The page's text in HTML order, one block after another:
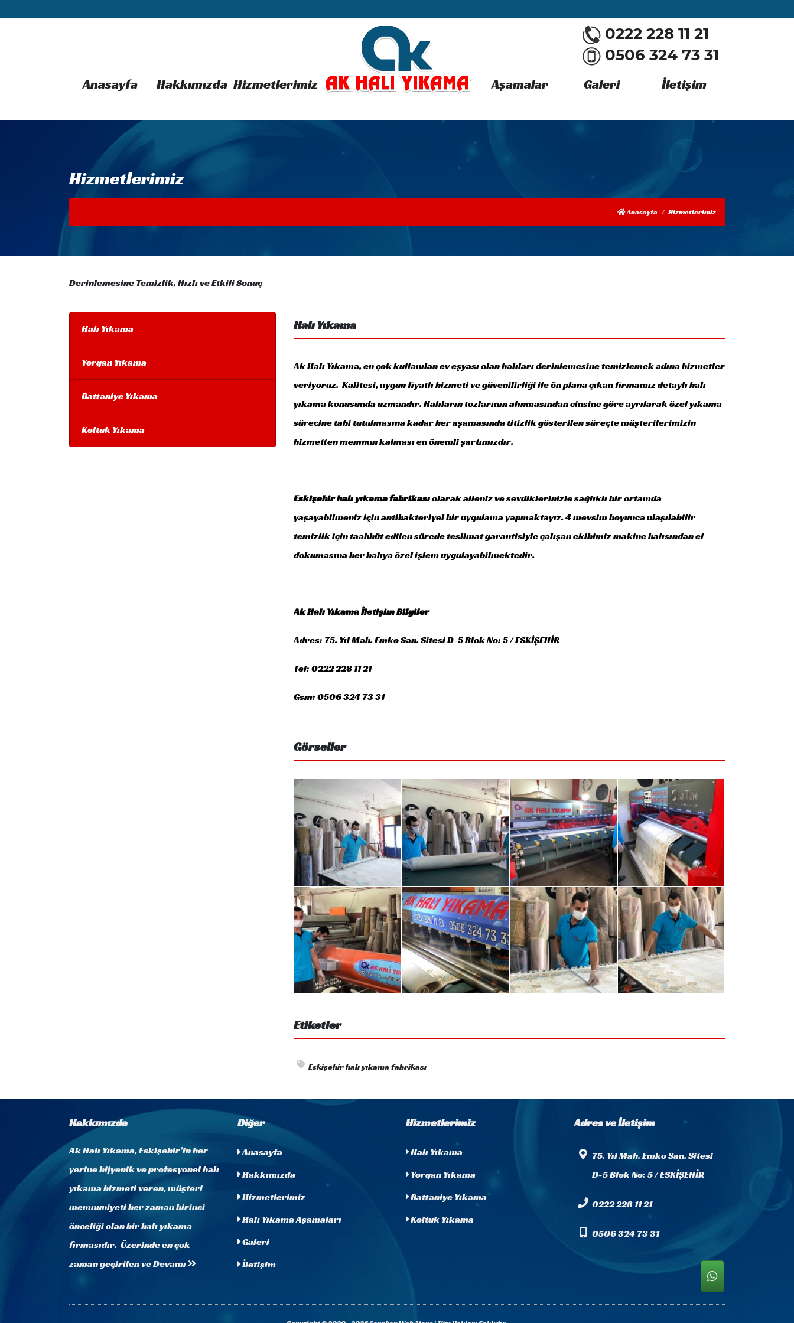
0222 228 11 21
0506 324 73 31
Anasayfa Hakkımızda Hizmetlerimiz Aşamalar Galeri İletişim
Hizmetlerimiz
Anasayfa Hizmetlerimiz
Derinlemesine Temizlik, Hızlı ve Etkili Sonuç
Halı Yıkama
Yorgan Yıkama
Battaniye Yıkama
Koltuk Yıkama
Halı Yıkama
Ak Halı Yıkama, en çok kullanılan ev eşyası olan halıları derinlemesine temizlemek adına hizmetler
veriyoruz. Kalitesi, uygun fiyatlı hizmeti ve güvenilirliği ile ön plana çıkan firmamız detaylı halı
yıkama konusunda uzmandır. Halıların tozlarının alınmasından cinsine göre ayrılarak özel yıkama
sürecine tabi tutulmasına kadar her aşamasında titizlik gösterilen süreçte müşterilerimizin
hizmetten memnun kalması en önemli şartımızdır.
Eskişehir halı yıkama fabrikasıolarak aileniz ve sevdiklerinizle sağlıklı bir ortamda
yaşayabilmeniz için antibakteriyel bir uygulama yapmaktayız. 4 mevsim boyunca ulaşılabilir
temizlik için taahhüt edilen sürede teslimat garantisiyle çalışan ekibimiz makine halısından el
dokumasına her halıya özel işlem uygulayabilmektedir.
Ak Halı Yıkama İletişim Bilgiler
Adres: 75. Yıl Mah. Emko San. Sitesi D-5 Blok No: 5 / ESKİŞEHİR
Tel: 0222 228 11 21
Gsm: 0506 324 73 31
Görseller
Etiketler
Eskişehir halı yıkama fabrikası
Hakkımızda
Ak Halı Yıkama, Eskişehir’in her
yerine hijyenik ve profesyonel halı
yıkama hizmeti veren, müşteri
memnuniyeti her zaman birinci
önceliği olan bir halı yıkama
firmasıdır. Üzerinde en çok
zaman geçirilen veDevamı
Diğer
Anasayfa
Hakkımızda
Hizmetlerimiz
Halı Yıkama Aşamaları
Galeri
İletişim
Hizmetlerimiz
Halı Yıkama
Yorgan Yıkama
Battaniye Yıkama
Koltuk Yıkama
Adres ve İletişim
75. Yıl Mah. Emko San. Sitesi
D-5 Blok No: 5 / ESKİŞEHİR
0222 228 11 21
0506 324 73 31